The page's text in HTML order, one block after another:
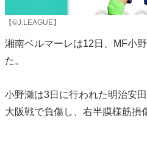
【©J.LEAGUE】
湘南ベルマーレは12日、MF小
た。
小野瀬は3日に行われた明治安
大阪戦で負傷し、右半膜様筋損